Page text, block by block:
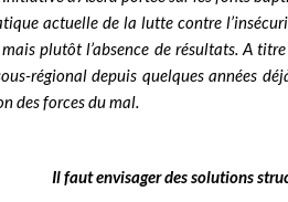
actuelle de la lutte contre
plutôt l’absence de résultats. A
régional depuis quelques années
des forces du mal.
Il faut envisager des solutions